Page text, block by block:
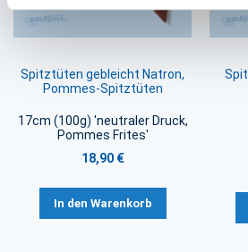
Spitztüten gebleicht Natron,
Pommes-Spitztüten
17cm (100g) 'neutraler Druck,
Pommes Frites'
18,90 €
In den Warenkorb